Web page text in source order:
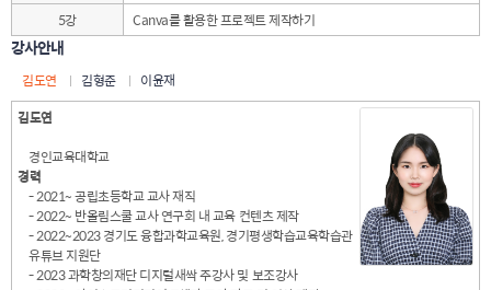
5강
Canva를 활용한 프로젝트 제작하기
강사안내
김도연 김형준
이윤재
김도연
경인교육대학교
경력
- 2021~ 공립초등학교 교사 재직
- 2022~ 반올림스쿨 교사 연구회 내 교육 컨텐츠 제작
- 2022~2023 경기도 융합과학교육원, 경기평생학습교육학습관
유튜브 지원단
- 2023 과학창의재단 디지털새싹 주강사 및 보조강사